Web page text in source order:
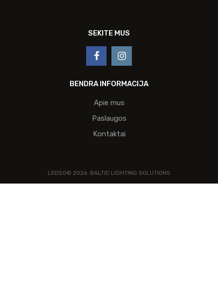
SEKITE MUS
BENDRA INFORMACIJA
Apie mus
Paslaugos
Kontaktai
LEDSO© 2026 BALTIC LIGHTING SOLUTIONS